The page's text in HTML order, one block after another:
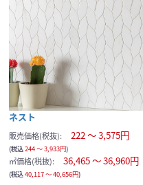
ネスト
販売価格(税抜): 222 ～ 3,575円
(税込244 ～ 3,933円)
㎡価格(税抜): 36,465 ～ 36,960円
(税込40,117 ～ 40,656円)